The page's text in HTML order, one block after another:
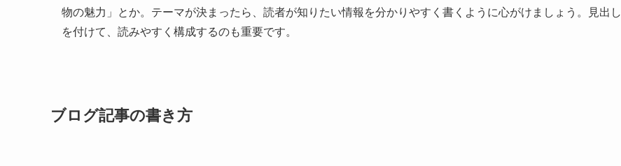
物の魅力」とか。テーマが決まったら、読者が知りたい情報を分かりやすく書くように心がけましょう。見出し
を付けて、読みやすく構成するのも重要です。
ブログ記事の書き方